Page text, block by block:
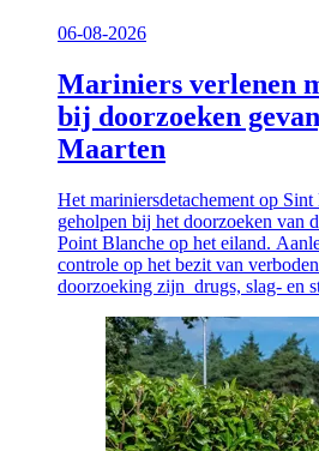
06-08-2026
Mariniers verlenen
bij doorzoeken
Maarten
Het mariniersdetachement op Sint
geholpen bij het doorzoeken van
Point Blanche op het eiland.
controle op het bezit van
doorzoeking zijn drugs, slag- en